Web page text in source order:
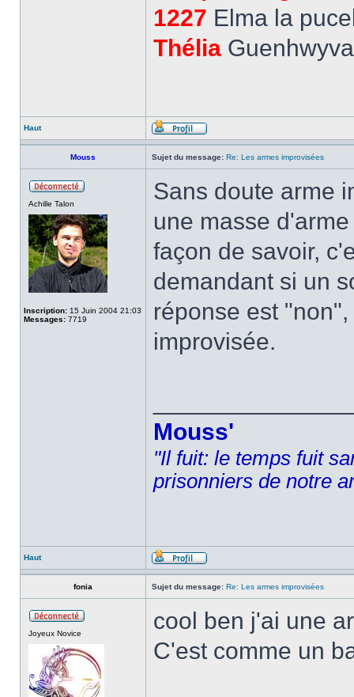
1227 Elma la
Thélia
Haut
Mouss Sujet du message: Re: Les armes improvisées
Achille Talon
Inscription: 15 Juin 2004 21:03
Messages: 7719
Sans doute arme
une masse
façon de savoir,
demandant si un
réponse est
improvisée.
Mouss'
"Il fuit: le temps fuit
prisonniers de notre
Haut
fonia Sujet du message: Re: Les armes improvisées
Joyeux Novice
cool ben j'ai une
C'est comme un